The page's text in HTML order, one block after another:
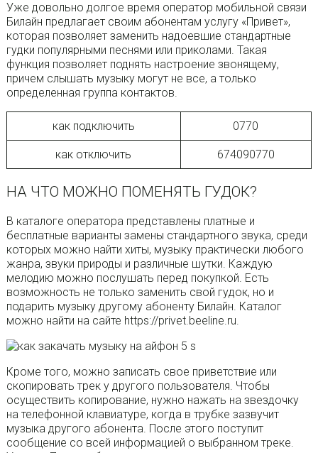
Уже довольно долгое время оператор мобильной связи
Билайн предлагает своим абонентам услугу «Привет»,
которая позволяет заменить надоевшие стандартные
гудки популярными песнями или приколами. Такая
функция позволяет поднять настроение звонящему,
причем слышать музыку могут не все, а только
определенная группа контактов.
как подключить 0770
как отключить 674090770
НА ЧТО МОЖНО ПОМЕНЯТЬ ГУДОК?
В каталоге оператора представлены платные и
бесплатные варианты замены стандартного звука, среди
которых можно найти хиты, музыку практически любого
жанра, звуки природы и различные шутки. Каждую
мелодию можно послушать перед покупкой. Есть
возможность не только заменить свой гудок, но и
подарить музыку другому абоненту Билайн. Каталог
можно найти на сайте https://privet.beeline.ru.
Кроме того, можно записать свое приветствие или
скопировать трек у другого пользователя. Чтобы
осуществить копирование, нужно нажать на звездочку
на телефонной клавиатуре, когда в трубке зазвучит
музыка другого абонента. После этого поступит
сообщение со всей информацией о выбранном треке.